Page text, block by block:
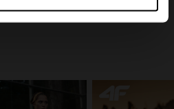
von Grund auf